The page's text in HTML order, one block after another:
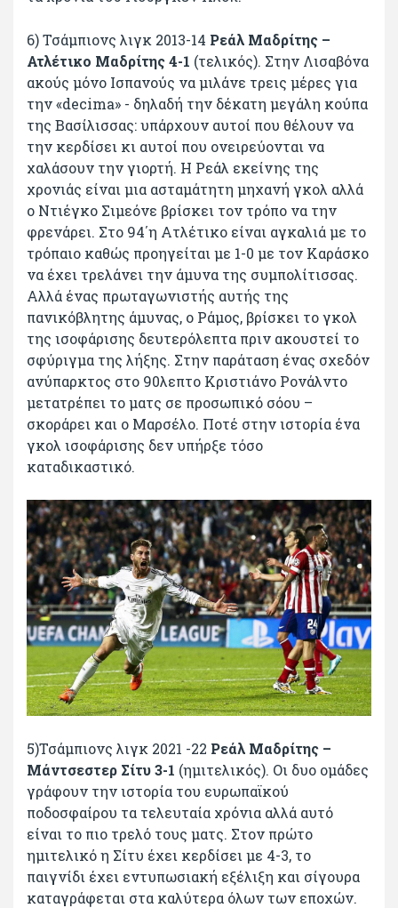
6) Τσάμπιονς λιγκ 2013-14 Ρεάλ Μαδρίτης –
Ατλέτικο Μαδρίτης 4-1 (τελικός). Στην Λισαβόνα
ακούς μόνο Ισπανούς να μιλάνε τρεις μέρες για
την «decima» - δηλαδή την δέκατη μεγάλη κούπα
της Βασίλισσας: υπάρχουν αυτοί που θέλουν να
την κερδίσει κι αυτοί που ονειρεύονται να
χαλάσουν την γιορτή. Η Ρεάλ εκείνης της
χρονιάς είναι μια ασταμάτητη μηχανή γκολ αλλά
ο Ντιέγκο Σιμεόνε βρίσκει τον τρόπο να την
φρενάρει. Στο 94΄η Ατλέτικο είναι αγκαλιά με το
τρόπαιο καθώς προηγείται με 1-0 με τον Καράσκο
να έχει τρελάνει την άμυνα της συμπολίτισσας.
Αλλά ένας πρωταγωνιστής αυτής της
πανικόβλητης άμυνας, ο Ράμος, βρίσκει το γκολ
της ισοφάρισης δευτερόλεπτα πριν ακουστεί το
σφύριγμα της λήξης. Στην παράταση ένας σχεδόν
ανύπαρκτος στο 90λεπτο Κριστιάνο Ρονάλντο
μετατρέπει το ματς σε προσωπικό σόου –
σκοράρει και ο Μαρσέλο. Ποτέ στην ιστορία ένα
γκολ ισοφάρισης δεν υπήρξε τόσο
καταδικαστικό.
5)Τσάμπιονς λιγκ 2021 -22 Ρεάλ Μαδρίτης –
Μάντσεστερ Σίτυ 3-1 (ημιτελικός). Οι δυο ομάδες
γράφουν την ιστορία του ευρωπαϊκού
ποδοσφαίρου τα τελευταία χρόνια αλλά αυτό
είναι το πιο τρελό τους ματς. Στον πρώτο
ημιτελικό η Σίτυ έχει κερδίσει με 4-3, το
παιγνίδι έχει εντυπωσιακή εξέλιξη και σίγουρα
καταγράφεται στα καλύτερα όλων των εποχών.